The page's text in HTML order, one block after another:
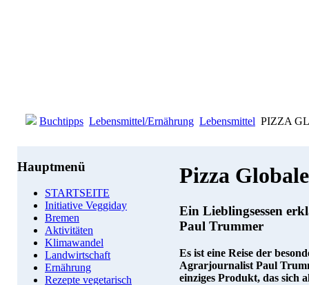
Buchtipps Lebensmittel/Ernährung Lebensmittel PIZZA
Hauptmenü
STARTSEITE
Initiative Veggiday
Bremen
Aktivitäten
Klimawandel
Landwirtschaft
Ernährung
Rezepte vegetarisch
Pizza Globale
Ein Lieblingsessen
Paul Trummer
Es ist eine Reise der
Agrarjournalist Paul
einziges Produkt, das sich